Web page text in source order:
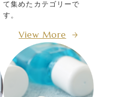
て集めたカテゴリーで
す。
View More